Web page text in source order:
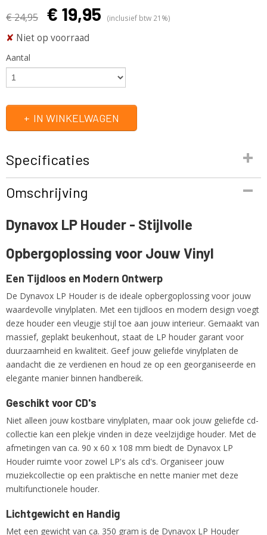
€ 24,95 € 19,95 (inclusief btw 21%)
✘ Niet op voorraad
Aantal
IN WINKELWAGEN
Specificaties
BN 207806
4250019134968
BN 207806
Netto gewicht
1,00 Kg
Omschrijving
Dynavox LP Houder - Stijlvolle
Opbergoplossing voor Jouw Vinyl
Een Tijdloos en Modern Ontwerp
De Dynavox LP Houder is de ideale opbergoplossing voor jouw
waardevolle vinylplaten. Met een tijdloos en modern design voegt
deze houder een vleugje stijl toe aan jouw interieur. Gemaakt van
massief, geplakt beukenhout, staat de LP houder garant voor
duurzaamheid en kwaliteit. Geef jouw geliefde vinylplaten de
aandacht die ze verdienen en houd ze op een georganiseerde en
elegante manier binnen handbereik.
Geschikt voor CD's
Niet alleen jouw kostbare vinylplaten, maar ook jouw geliefde cd-
collectie kan een plekje vinden in deze veelzijdige houder. Met de
afmetingen van ca. 90 x 60 x 108 mm biedt de Dynavox LP
Houder ruimte voor zowel LP's als cd's. Organiseer jouw
muziekcollectie op een praktische en nette manier met deze
multifunctionele houder.
Lichtgewicht en Handig
Met een gewicht van ca. 350 gram is de Dynavox LP Houder